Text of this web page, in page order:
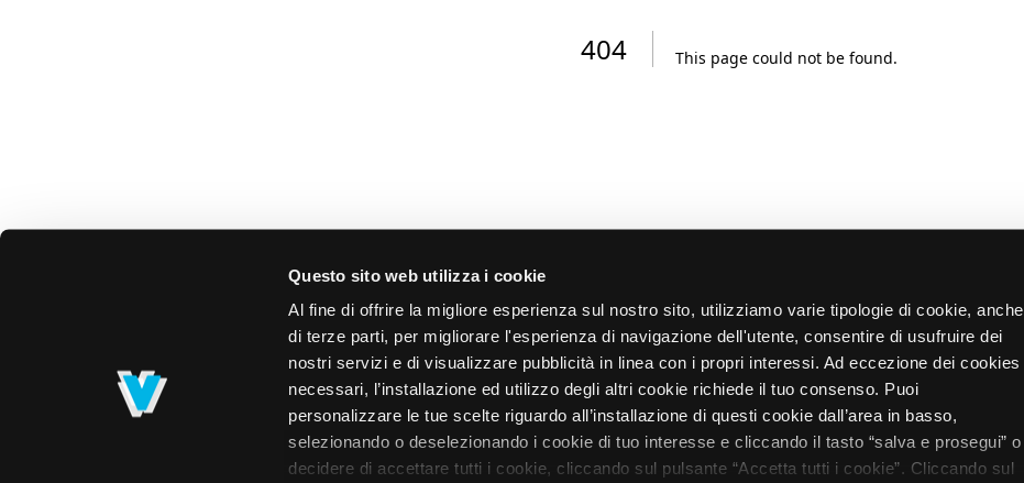
Questo sito web utilizza i cookie
Al fine di offrire la migliore esperienza sul nostro sito, utilizziamo varie tipologie di cookie, anche
di terze parti, per migliorare l'esperienza di navigazione dell'utente, consentire di usufruire dei
nostri servizi e di visualizzare pubblicità in linea con i propri interessi. Ad eccezione dei cookies
necessari, l’installazione ed utilizzo degli altri cookie richiede il tuo consenso. Puoi
personalizzare le tue scelte riguardo all’installazione di questi cookie dall’area in basso,
selezionando o deselezionando i cookie di tuo interesse e cliccando il tasto “salva e prosegui” o
decidere di accettare tutti i cookie, cliccando sul pulsante “Accetta tutti i cookie”. Cliccando sul
404 This page could not be found.